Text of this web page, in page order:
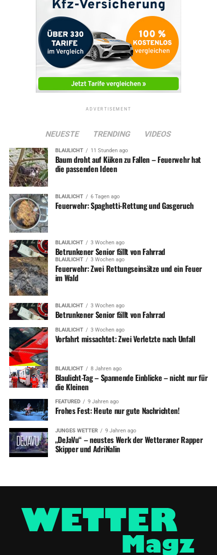
ADVERTISEMENT
NEUESTE TRENDING VIDEOS
BLAULICHT 11 Stunden ago
Baum droht auf Küken zu Fallen – Feuerwehr hat
die passenden Ideen
BLAULICHT 6 Tagen ago
Feuerwehr: Spaghetti-Rettung und Gasgeruch
BLAULICHT 3 Wochen ago
Betrunkener Senior fällt von Fahrrad
BLAULICHT 3 Wochen ago
Feuerwehr: Zwei Rettungseinsätze und ein Feuer
im Wald
BLAULICHT 3 Wochen ago
Betrunkener Senior fällt von Fahrrad
BLAULICHT 3 Wochen ago
Vorfahrt missachtet: Zwei Verletzte nach Unfall
BLAULICHT 8 Jahren ago
Blaulicht-Tag – Spannende Einblicke – nicht nur für
die Kleinen
FEATURED 9 Jahren ago
Frohes Fest: Heute nur gute Nachrichten!
JUNGES WETTER 9 Jahren ago
„DeJaVu“ – neustes Werk der Wetteraner Rapper
Skipper und AdriNalin